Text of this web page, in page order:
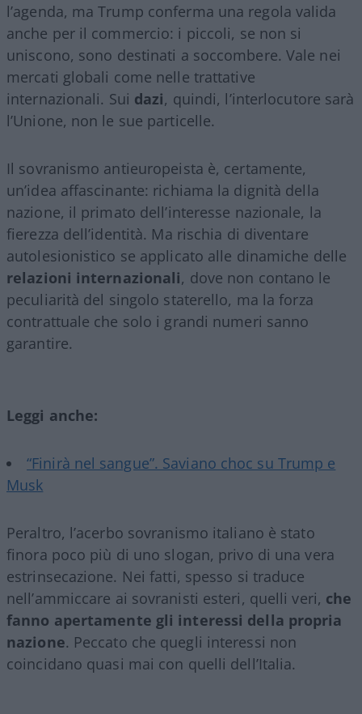
l’agenda, ma Trump conferma una regola valida
anche per il commercio: i piccoli, se non si
uniscono, sono destinati a soccombere. Vale nei
mercati globali come nelle trattative
internazionali. Sui dazi, quindi, l’interlocutore sarà
l’Unione, non le sue particelle.
Il sovranismo antieuropeista è, certamente,
un’idea affascinante: richiama la dignità della
nazione, il primato dell’interesse nazionale, la
fierezza dell’identità. Ma rischia di diventare
autolesionistico se applicato alle dinamiche delle
relazioni internazionali, dove non contano le
peculiarità del singolo staterello, ma la forza
contrattuale che solo i grandi numeri sanno
garantire.
Leggi anche:
“Finirà nel sangue”. Saviano choc su Trump e
Musk
Peraltro, l’acerbo sovranismo italiano è stato
finora poco più di uno slogan, privo di una vera
estrinsecazione. Nei fatti, spesso si traduce
nell’ammiccare ai sovranisti esteri, quelli veri, che
fanno apertamente gli interessi della propria
nazione. Peccato che quegli interessi non
coincidano quasi mai con quelli dell’Italia.